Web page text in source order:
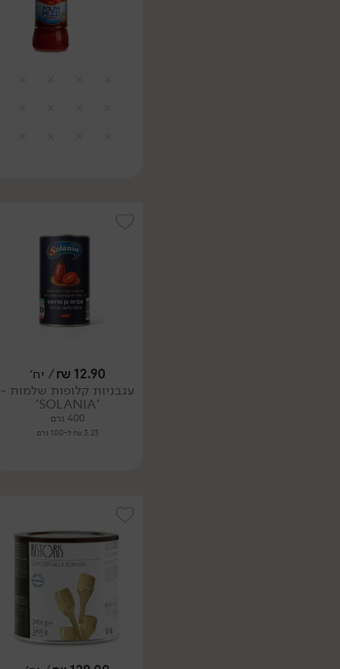
12.90
₪/ יח׳
עגבניות קלופות שלמות -
'SOLANIA'
400 גרם
3.23 ₪ ל-100 גרם